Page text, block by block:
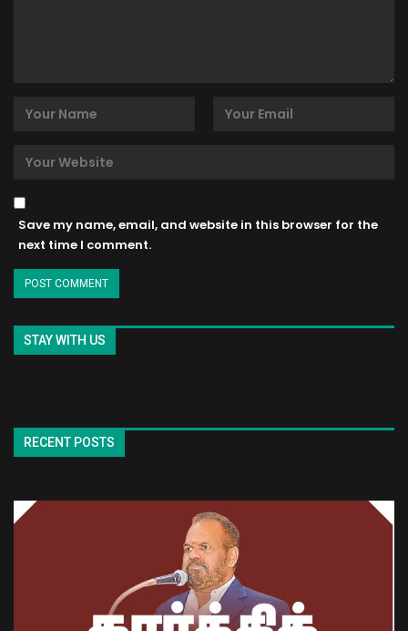
Save my name, email, and website in this browser for the
next time I comment.
STAY WITH US
RECENT POSTS